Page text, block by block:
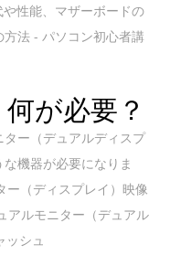
性能、マザーボードの
法 - パソコン初心者講
が必要？
ー（デュアルディスプ
機器が必要になりま
ー（ディスプレイ）映像
アルモニター（デュアル
ッシュ